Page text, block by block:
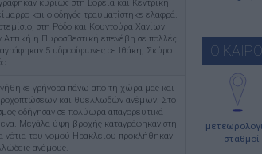
κυρίως στη Βόρεια και Κεντρική
και ο οδηγός τραυματίστηκε ελαφρά.
στη Ρόδο και Κουντούρα Χανίων
Αττική η Πυροσβεστική επενέβη σε πολλές
5 υδροσίφωνες σε Ιθάκη, Σκύρο
γρήγορα πάνω από τη χώρα μας και
και θυελλωδών ανέμων. Στο
οδήγησαν σε πολύωρα απαγορευτικά
Μεγάλα ύψη βροχής καταγράφηκαν στη
νότια του νομού Ηρακλείου προκλήθηκαν
ανέμους.
Ο
σταθμοί